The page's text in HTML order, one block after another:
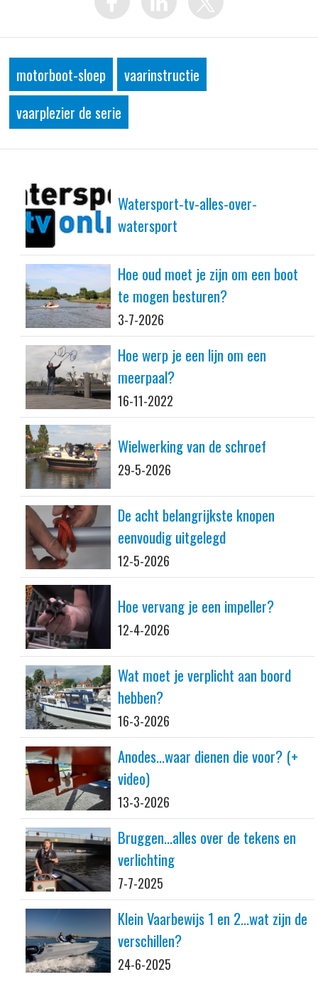
motorboot-sloep
vaarinstructie
vaarplezier de serie
Watersport-tv-alles-over-
watersport
Hoe oud moet je zijn om een boot
te mogen besturen?
3-7-2026
Hoe werp je een lijn om een
meerpaal?
16-11-2022
Wielwerking van de schroef
29-5-2026
De acht belangrijkste knopen
eenvoudig uitgelegd
12-5-2026
Hoe vervang je een impeller?
12-4-2026
Wat moet je verplicht aan boord
hebben?
16-3-2026
Anodes...waar dienen die voor? (+
video)
13-3-2026
Bruggen...alles over de tekens en
verlichting
7-7-2025
Klein Vaarbewijs 1 en 2...wat zijn de
verschillen?
24-6-2025